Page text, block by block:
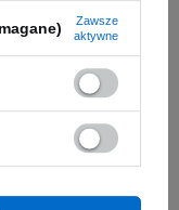
Zawsze
aktywne